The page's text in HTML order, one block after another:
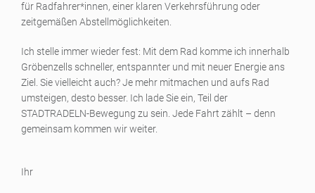
für Radfahrer*innen, einer klaren Verkehrsführung oder
zeitgemäßen Abstellmöglichkeiten.
Ich stelle immer wieder fest: Mit dem Rad komme ich innerhalb
Gröbenzells schneller, entspannter und mit neuer Energie ans
Ziel. Sie vielleicht auch? Je mehr mitmachen und aufs Rad
umsteigen, desto besser. Ich lade Sie ein, Teil der
STADTRADELN-Bewegung zu sein. Jede Fahrt zählt – denn
gemeinsam kommen wir weiter.
Ihr